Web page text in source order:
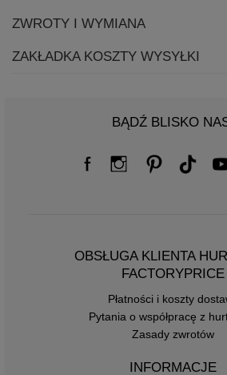
ZWROTY I WYMIANA
ZAKŁADKA KOSZTY WYSYŁKI
BĄDŹ BLISKO
OBSŁUGA KLIENTA
FACTORYPRICE
Płatności i koszty
Pytania o współpracę z
Zasady zwrotów
INFORMACJE